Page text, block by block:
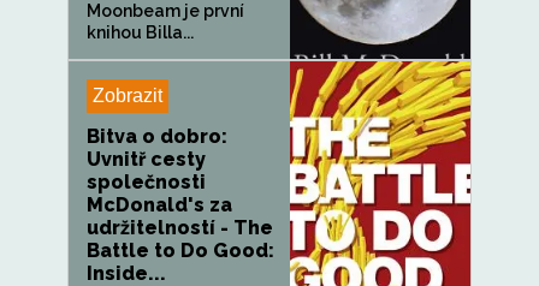
Moonbeam je první
knihou Billa...
Zobrazit
Bitva o dobro:
Uvnitř cesty
společnosti
McDonald's za
udržitelností - The
Battle to Do Good:
Inside...